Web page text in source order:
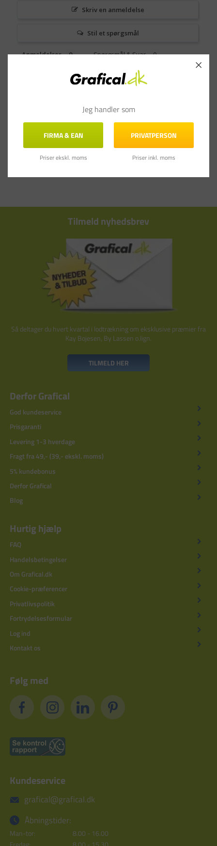
Skriv en anmeldelse
Stil et spørgsmål
Anmeldelser Spørgsmål & Svar
Tilmeld nyhedsbrev
Så deltager du hvert kvartal i lodtrækning om eksklusive præmier fra
Kay Bojesen, By Lassen o.lign.
TILMELD HER
Derfor Grafical
God kundeservice
Prisgaranti
Levering 1-3 hverdage
Fragt fra 49,- (39,- ekskl. moms)
5% kundebonus
Derfor Grafical
Blog
Hurtig hjælp
FAQ
Handelsbetingelser
Om Grafical.dk
Cookie-præferencer
Privatlivspolitik
Fortrydelsesformular
Log ind
Kontakt os
Følg med
Kundeservice
grafical@grafical.dk
Åbningstider:
Man-tor:
8.00 - 16.00
Jeg handler som
FIRMA & EAN
Priser ekskl. moms
PRIVATPERSON
Priser inkl. moms